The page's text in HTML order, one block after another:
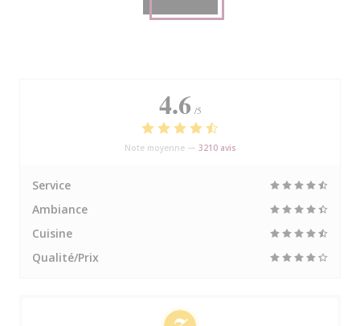
4.6 /5
Note moyenne — 3210 avis
Service
Ambiance
Cuisine
Qualité/Prix